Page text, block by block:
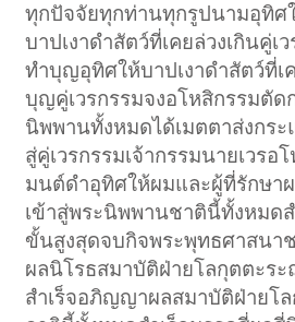
ทุกปัจจัยทุกท่านทุกรูปนามอุทิศใ
บาปเงาดำสัตว์ที่เคยล่วงเกินคู่เ
ทำบุญอุทิศให้บาปเงาดำสัตว์ที่เ
บุญคู่เวรกรรมจงอโหสิกรรมตัด
นิพพานทั้งหมดได้เมตตาส่งกร
สู่คู่เวรกรรมเจ้ากรรมนายเวร
มนต์ดำอุทิศให้ผมและผู้ที่รักษา
เข้าสู่พระนิพพานชาตินี้ทั้งหมด
ขั้นสูงสุดจบกิจพระพุทธศาสนา
ผลนิโรธสมาบัติฝ่ายโลกุตตะร
สำเร็จอภิญญาผลสมาบัติฝ่าย